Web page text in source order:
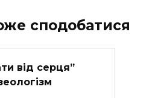
сподобатися
від серця”